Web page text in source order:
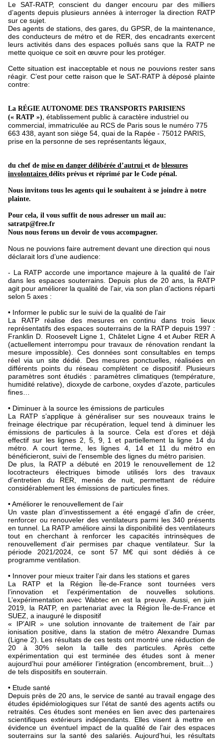
Le SAT-RATP, conscient du danger encouru par des milliers
d’agents depuis plusieurs années à interroger la direction RATP
sur ce sujet.
Des agents de stations, des gares, du GPSR, de la maintenance,
des conducteurs de métro et de RER, des encadrants exercent
leurs activités dans des espaces pollués sans que la RATP ne
mette quoique ce soit en œuvre pour les protéger.
Cette situation est inacceptable et nous ne pouvions rester sans
réagir. C’est pour cette raison que le SAT-RATP à déposé plainte
contre:
La RÉGIE AUTONOME DES TRANSPORTS PARISIENS
(« RATP ») , établissement public à caractère industriel ou
commercial, immatriculée au RCS de Paris sous le numéro 775
663 438, ayant son siège 54, quai de la Rapée - 75012 PARIS,
prise en la personne de ses représentants légaux,
du chef de mise en danger délibérée d’autrui et de blessures
involontaires délits prévus et réprimé par le Code pénal.
Nous invitons tous les agents qui le souhaitent à se joindre à notre
plainte.
Pour cela, il vous suffit de nous adresser un mail au:
satratp@free.fr
Nous nous ferons un devoir de vous accompagner.
Nous ne pouvions faire autrement devant une direction qui nous
déclarait lors d’une audience:
- La RATP accorde une importance majeure à la qualité de l’air
dans les espaces souterrains. Depuis plus de 20 ans, la RATP
agit pour améliorer la qualité de l’air, via son plan d’actions réparti
selon 5 axes :
• Informer le public sur le suivi de la qualité de l’air
La RATP réalise des mesures en continu dans trois lieux
représentatifs des espaces souterrains de la RATP depuis 1997 :
Franklin D. Roosevelt Ligne 1, Châtelet Ligne 4 et Auber RER A
(actuellement interrompu pour travaux de rénovation rendant la
mesure impossible). Ces données sont consultables en temps
réel via un site dédié.
Des mesures ponctuelles, réalisées en
différents points du réseau complètent ce dispositif. Plusieurs
paramètres sont étudiés : paramètres climatiques (température,
humidité relative), dioxyde de carbone, oxydes d’azote, particules
fines…
• Diminuer à la source les émissions de particules
La RATP s’applique à généraliser sur ses nouveaux trains le
freinage électrique par récupération, lequel tend à diminuer les
émissions de particules à la source. Cela est d’ores et déjà
effectif sur les lignes 2, 5, 9, 1 et partiellement la ligne 14 du
métro. A court terme, les lignes 4, 14 et 11 du métro en
bénéficieront, suivi de l’ensemble des lignes du métro parisien.
De plus, la RATP a débuté en 2019 le renouvellement de 12
locotracteurs électriques bimode utilisés lors des travaux
d’entretien du RER, menés de nuit, permettant de réduire
considérablement les émissions de particules fines.
• Améliorer le renouvellement de l’air
Un vaste plan d’investissement a été engagé d’afin de créer,
renforcer ou renouveler des ventilateurs parmi les 340 présents
en tunnel. La RATP améliore ainsi la disponibilité des ventilateurs
tout en cherchant à renforcer les capacités intrinsèques de
renouvellement d’air permises par chaque ventilateur. Sur la
période 2021/2024, ce sont 57 M€ qui sont dédiés à ce
programme ventilation.
• Innover pour mieux traiter l’air dans les stations et gares
La RATP et la Région Île-de-France sont tournées vers
l’innovation et l’expérimentation de nouvelles solutions.
L’expérimentation avec Wabtec en est la preuve. Aussi, en juin
2019, la RATP, en partenariat avec la Région Île-de-France et
SUEZ, a inauguré le dispositif
« IP’AIR » une solution innovante de traitement de l’air par
ionisation positive, dans la station de métro Alexandre Dumas
(Ligne 2). Les résultats de ces tests ont montré une réduction de
20 à 30% selon la taille des particules. Après cette
expérimentation qui est terminée des études sont à mener
aujourd’hui pour améliorer l’intégration (encombrement, bruit…)
de tels dispositifs en souterrain.
• Etude santé
Depuis près de 20 ans, le service de santé au travail engage des
études épidémiologiques sur l’état de santé des agents actifs ou
retraités. Ces études sont menées en lien avec des partenaires
scientifiques extérieurs indépendants. Elles visent à mettre en
évidence un éventuel impact de la qualité de l’air des espaces
souterrains sur la santé des salariés. Aujourd’hui, les résultats